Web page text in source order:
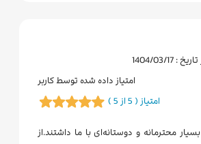
03/17
امتیاز داده شده توسط کاربر
امتیاز ( 5 از 5 )
محترمانه و دوستانه‌ای با ما داشتند.از